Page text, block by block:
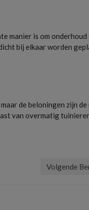
manier is om onderhoud
bij elkaar worden
de beloningen zijn de
van overmatig
Volgende